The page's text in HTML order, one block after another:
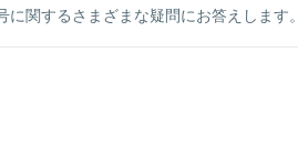
に関するさまざまな疑問にお答えします。